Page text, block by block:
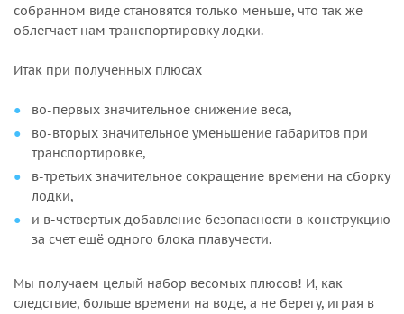
собранном виде становятся только меньше, что так же
облегчает нам транспортировку лодки.
Итак при полученных плюсах
во-первых значительное снижение веса,
во-вторых значительное уменьшение габаритов при
транспортировке,
в-третьих значительное сокращение времени на сборку
лодки,
и в-четвертых добавление безопасности в конструкцию
за счет ещё одного блока плавучести.
Мы получаем целый набор весомых плюсов! И, как
следствие, больше времени на воде, а не берегу, играя в